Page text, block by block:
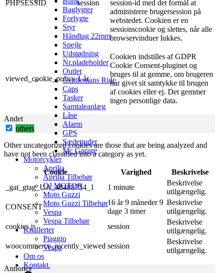
Baglygter
Forlygte
Styr
Håndtag 22mm
Spejle
Udstødning
Nr.pladeholder
Outlet
Gentlemans Ride
Caps
Tasker
Samtaleanlæg
Låse
Alarm
GPS
Sædepuder
Mc Garage
Motorcykler
Aprilia
Aprilia Tilbehør
QJ MOTOR
Moto Guzzi
Moto Guzzi Tilbehør
Vespa
Vespa Tilbehør
Knallerter
Piaggio
Vespa
Om os
Kontakt.
PHPSESSID session
session-id med det formål at
administrere brugersession på
webstedet. Cookien er en
sessionscookie og slettes, når alle
browservinduer lukkes.
viewed_cookie_policy 1 år
Cookien indstilles af GDPR
Cookie Consent-pluginet og
bruges til at gemme, om brugeren
har givet sit samtykke til brugen
af ​​cookies eller ej. Det gemmer
ingen personlige data.
Andet
others
Other uncategorized cookies are those that are being analyzed and
have not been classified into a category as yet.
Cookie Varighed
Beskrivelse
_gat_gtag_UA_48488734_1
1 minute
Beskrivelse
utilgængelig.
CONSENT
16 år 9 måneder 9
dage 3 timer
Beskrivelse
utilgængelig.
cookies.js
session
Beskrivelse
utilgængelig.
woocommerce_recently_viewed session
Beskrivelse
utilgængelig.
Annonce